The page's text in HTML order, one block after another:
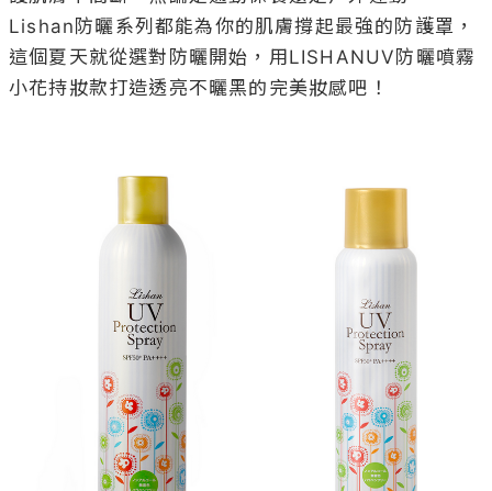
Lishan防曬系列都能為你的肌膚撐起最強的防護罩，
這個夏天就從選對防曬開始，用LISHANUV防曬噴霧
小花持妝款打造透亮不曬黑的完美妝感吧！